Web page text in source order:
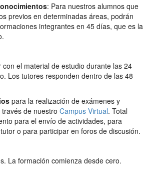
: Para nuestros alumnos que
previos en determinadas áreas, podrán
integrantes en 45 días, que es la
el material de estudio durante las 24
Los tutores responden dentro de las 48
para la realización de exámenes y
de nuestro Campus Virtual. Total
para el envío de actividades, para
o para participar en foros de discusión.
La formación comienza desde cero.